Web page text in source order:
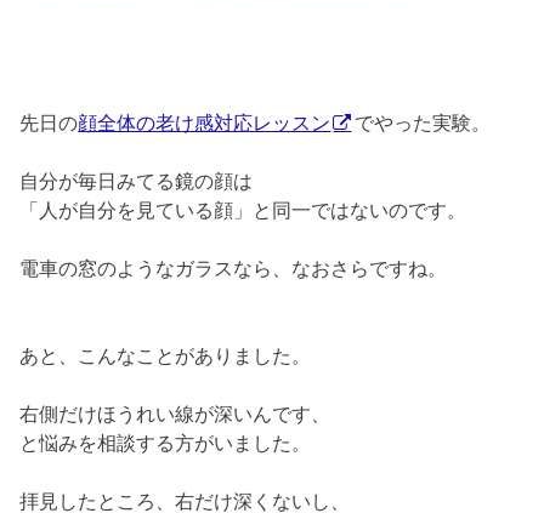
先日の顔全体の老け感対応レッスン でやった実験。
自分が毎日みてる鏡の顔は
「人が自分を見ている顔」と同一ではないのです。
電車の窓のようなガラスなら、なおさらですね。
あと、こんなことがありました。
右側だけほうれい線が深いんです、
と悩みを相談する方がいました。
拝見したところ、右だけ深くないし、